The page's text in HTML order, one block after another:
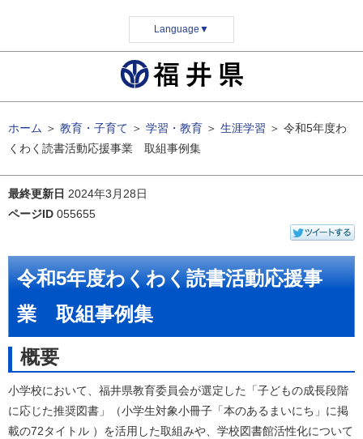
Language ▼
ホーム ＞ 教育・子育て ＞ 学習・教育 ＞ 生涯学習 ＞ 令和5年度わ
くわく読書活動応援事業 取組事例集
最終更新日 2024年3月28日
ページID 055655
令和5年度わくわく読書活動応援事
業 取組事例集
概要
小学校において、福井県教育委員会が選定した「子どもの成長段階
に応じた推奨図書」（小学生対象小冊子「本のあるまいにち」に掲
載の72タイトル ）を活用した取組みや、学校図書館活性化について